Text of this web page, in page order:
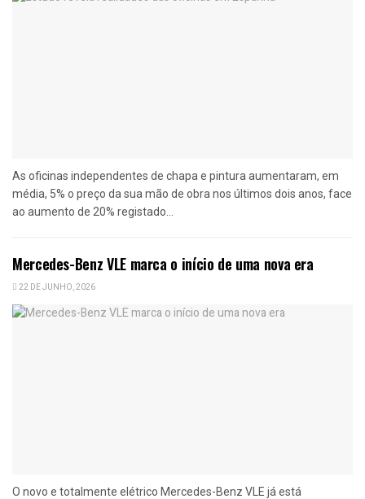
As oficinas independentes de chapa e pintura aumentaram, em
média, 5% o preço da sua mão de obra nos últimos dois anos, face
ao aumento de 20% registado...
Mercedes-Benz VLE marca o início de uma nova era
22 DE JUNHO, 2026
O novo e totalmente elétrico Mercedes-Benz VLE já está